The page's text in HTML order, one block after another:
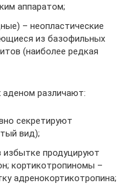
аппаратом;
– неопластические
из базофильных
(наиболее редкая
различают:
секретируют
вид);
продуцируют
кортикотропиномы –
адренокортикотропина;